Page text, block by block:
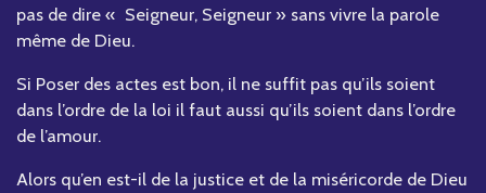
pas de dire « Seigneur, Seigneur » sans vivre la parole
même de Dieu.
Si Poser des actes est bon, il ne suffit pas qu’ils soient
dans l’ordre de la loi il faut aussi qu’ils soient dans l’ordre
de l’amour.
Alors qu’en est-il de la justice et de la miséricorde de Dieu